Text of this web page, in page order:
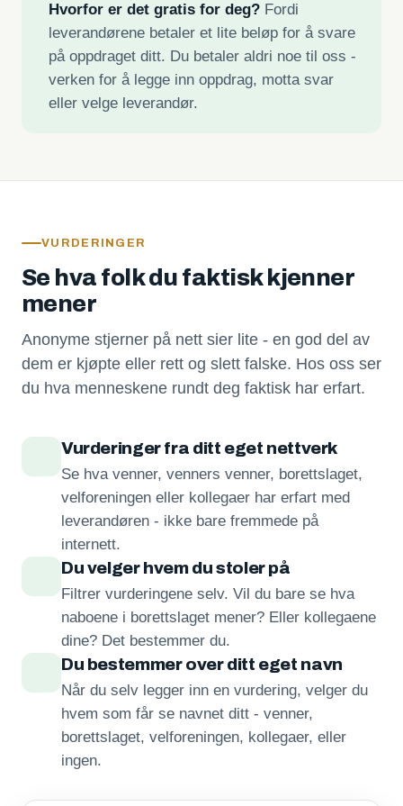
Hvorfor er det gratis for deg?Fordi
leverandørene betaler et lite beløp for å svare
på oppdraget ditt. Du betaler aldri noe til oss -
verken for å legge inn oppdrag, motta svar
eller velge leverandør.
VURDERINGER
Se hva folk du faktisk kjenner
mener
Anonyme stjerner på nett sier lite - en god del av
dem er kjøpte eller rett og slett falske. Hos oss ser
du hva menneskene rundt deg faktisk har erfart.
Vurderinger fra ditt eget nettverk
Se hva venner, venners venner, borettslaget,
velforeningen eller kollegaer har erfart med
leverandøren - ikke bare fremmede på
internett.
Du velger hvem du stoler på
Filtrer vurderingene selv. Vil du bare se hva
naboene i borettslaget mener? Eller kollegaene
dine? Det bestemmer du.
Du bestemmer over ditt eget navn
Når du selv legger inn en vurdering, velger du
hvem som får se navnet ditt - venner,
borettslaget, velforeningen, kollegaer, eller
ingen.